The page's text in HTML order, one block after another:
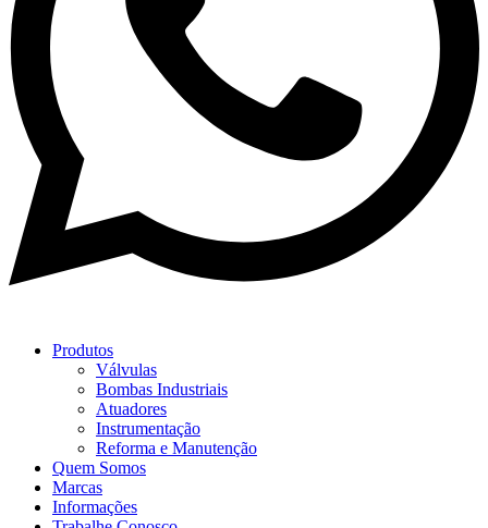
Produtos
Válvulas
Bombas Industriais
Atuadores
Instrumentação
Reforma e Manutenção
Quem Somos
Marcas
Informações